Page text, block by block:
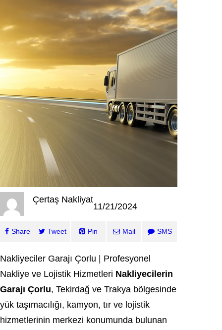
Çertaş Nakliyat
11/21/2024
Share Tweet Pin Mail SMS
Nakliyeciler Garajı Çorlu | Profesyonel
Nakliye ve Lojistik Hizmetleri Nakliyecilerin
Garajı Çorlu, Tekirdağ ve Trakya bölgesinde
yük taşımacılığı, kamyon, tır ve lojistik
hizmetlerinin merkezi konumunda bulunan